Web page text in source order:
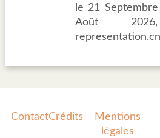
le 21
Août 2026,
ContactCrédits
Mentions
légales